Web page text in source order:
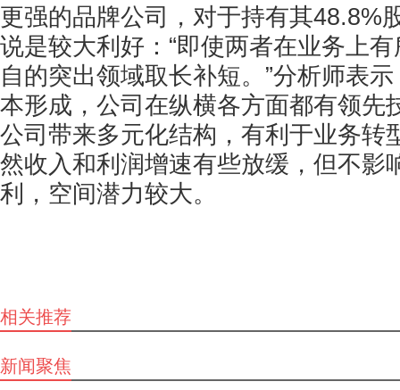
更强的品牌公司，对于持有其48.8%
说是较大利好：“即使两者在业务上
自的突出领域取长补短。”分析师表
本形成，公司在纵横各方面都有领先
公司带来多元化结构，有利于业务转
然收入和利润增速有些放缓，但不影
利，空间潜力较大。
相关推荐
新闻聚焦